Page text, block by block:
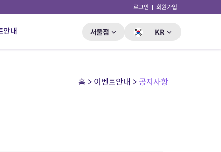
로그인 회원가입
안내 서울점 KR
홈 > 이벤트안내 > 공지사항